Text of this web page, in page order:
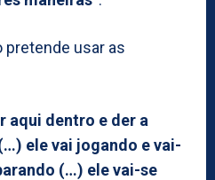
pretende usar as
aqui dentro e der a
ele vai jogando e vai-
(…) ele vai-se